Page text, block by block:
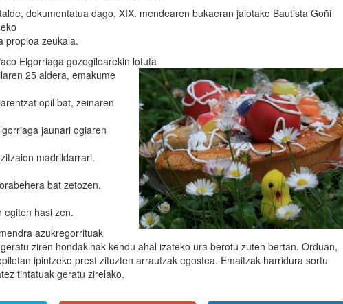
dokumentatua dago, XIX. mendearen bukaeran jaiotako Bautista Goñi
propioa zeukala.
Elgorriaga gozogilearekin lotuta
25 aldera, emakume
opil bat, zeinaren
jaunari ogiaren
madrildarrari.
bat zetozen.
egiten hasi zen.
azukregorrituak
ziren hondakinak kendu ahal izateko ura berotu zuten bertan. Orduan,
ipintzeko prest zituzten arrautzak egostea. Emaitzak harridura sortu
tintatuak geratu zirelako.